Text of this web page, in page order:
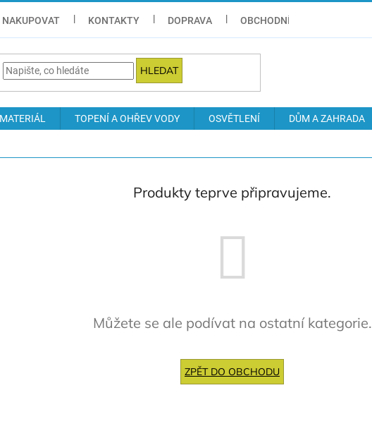
KONTAKTY DOPRAVA OBCHODNÍ PODMÍNKY
HLEDAT
TOPENÍ A OHŘEV VODY OSVĚTLENÍ DŮM A ZAHRADA
Produkty teprve připravujeme.
Můžete se ale podívat na ostatní kategorie.
ZPĚT DO OBCHODU